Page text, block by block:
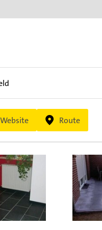
Website Route